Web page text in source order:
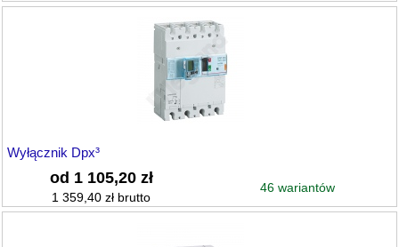
Wyłącznik Dpx³
od 1 105,20 zł
1 359,40 zł brutto
46 wariantów